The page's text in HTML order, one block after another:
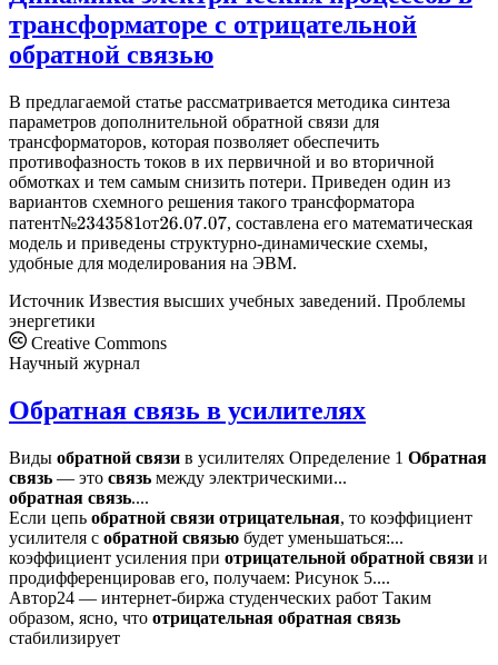
трансформаторе с отрицательной
обратной связью
В предлагаемой статье рассматривается методика синтеза
параметров дополнительной обратной связи для
трансформаторов, которая позволяет обеспечить
противофазность токов в их первичной и во вторичной
обмотках и тем самым снизить потери. Приведен один из
вариантов схемного решения такого трансформатора
патент№ от
патент№2343581от26.07.07 , составлена его математическая
модель и приведены структурно-динамические схемы,
удобные для моделирования на ЭВМ.
Источник Известия высших учебных заведений. Проблемы
энергетики
Creative Commons
Научный журнал
Обратная связь в усилителях
Виды обратной связи в усилителях Определение 1 Обратная
связь — это связь между электрическими...
обратная связь....
Если цепь обратной связи отрицательная, то коэффициент
усилителя с обратной связью будет уменьшаться:...
коэффициент усиления при отрицательной обратной связи и
продифференцировав его, получаем: Рисунок 5....
Автор24 — интернет-биржа студенческих работ Таким
образом, ясно, что отрицательная обратная связь
стабилизирует